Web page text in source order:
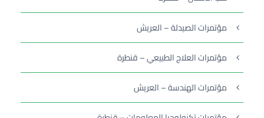
مؤتمرات الصيدلة – العريش
مؤتمرات العلاج الطبيعي – قنطرة
مؤتمرات الهندسة – العريش